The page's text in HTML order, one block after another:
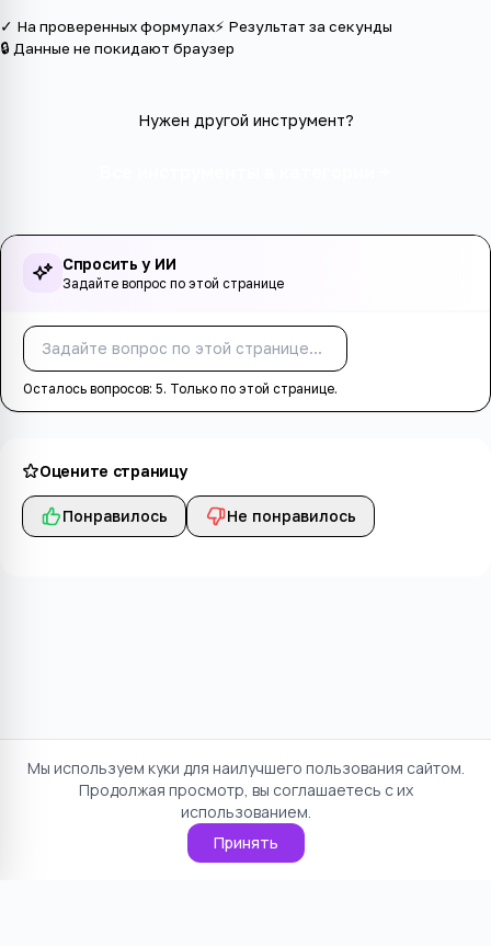
✓ На проверенных формулах⚡ Результат за секунды
🔒 Данные не покидают браузер
Нужен другой инструмент?
Спросить у ИИ
Задайте вопрос по этой странице
Осталось вопросов: 5. Только по этой странице.
Оцените страницу
Понравилось Не понравилось
Мы используем куки для наилучшего пользования сайтом.
Продолжая просмотр, вы соглашаетесь с их
использованием.
Принять